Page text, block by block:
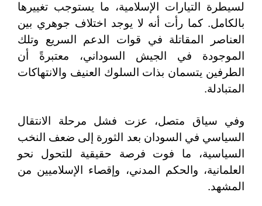
لسيطرة التيارات الإسلامية، ما يستوجب تغييرها
بالكامل. كما رأت أنه لا يوجد اختلاف جوهري بين
العناصر المقاتلة في قوات الدعم السريع وتلك
الموجودة في الجيش السوداني، معتبرةً أن
الطرفين يتسمان بذات السلوك العنيف والانتهاكات
المتبادلة.
وفي سياق متصل، عزت فشل مرحلة الانتقال
السياسي في السودان بعد الثورة إلى ضعف النخب
السياسية، ما فوت فرصة حقيقية للتحول نحو
العلمانية، والحكم المدني، وإقصاء الإسلاميين من
المشهد.